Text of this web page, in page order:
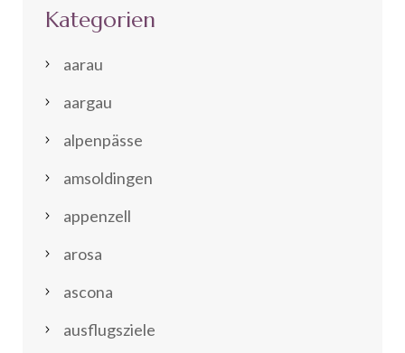
Kategorien
aarau
aargau
alpenpässe
amsoldingen
appenzell
arosa
ascona
ausflugsziele